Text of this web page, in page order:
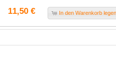
11,50 € In den Warenkorb